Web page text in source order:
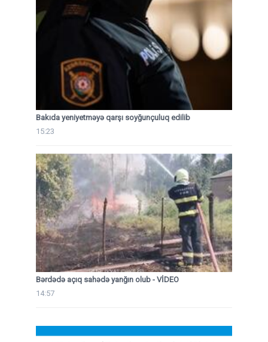
Bakıda yeniyetməyə qarşı soyğunçuluq edilib
15:23
Bərdədə açıq sahədə yanğın olub - VİDEO
14:57